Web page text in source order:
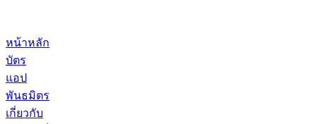
หน้าหลัก
บัตร
แอป
พันธมิตร
เกี่ยวกับ